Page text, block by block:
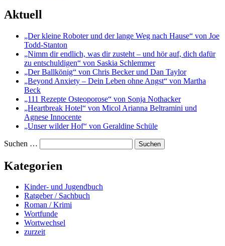
Aktuell
„Der kleine Roboter und der lange Weg nach Hause“ von Joe
Todd-Stanton
„Nimm dir endlich, was dir zusteht – und hör auf, dich dafür
zu entschuldigen“ von Saskia Schlemmer
„Der Ballkönig“ von Chris Becker und Dan Taylor
„Beyond Anxiety – Dein Leben ohne Angst“ von Martha
Beck
„111 Rezepte Osteoporose“ von Sonja Nothacker
„Heartbreak Hotel“ von Micol Arianna Beltramini und
Agnese Innocente
„Unser wilder Hof“ von Geraldine Schüle
Suchen …
Kategorien
Kinder- und Jugendbuch
Ratgeber / Sachbuch
Roman / Krimi
Wortfunde
Wortwechsel
zurzeit